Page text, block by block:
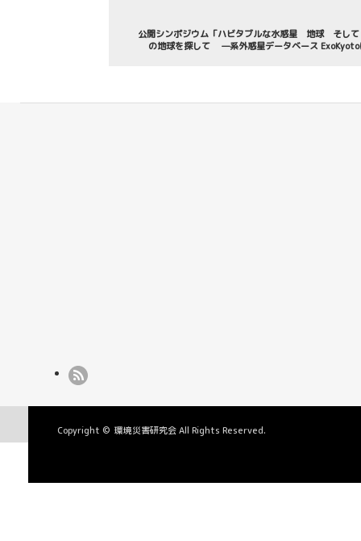
公開シンポジウム「ハビタブルな水惑星 地球 そし
の地球を探して —系外惑星データベース ExoKyoto
Copyright © 環境災害研究会All Rights Reserved.